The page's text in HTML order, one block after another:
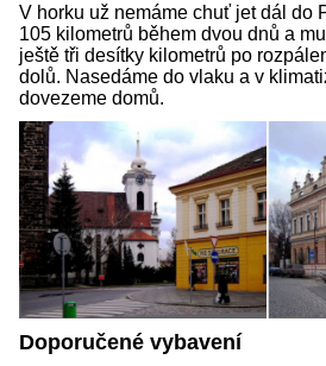
V horku už nemáme chuť jet dál do
105 kilometrů během dvou dnů a
ještě tři desítky kilometrů po
dolů. Nasedáme do vlaku a v
dovezeme domů.
Doporučené vybavení